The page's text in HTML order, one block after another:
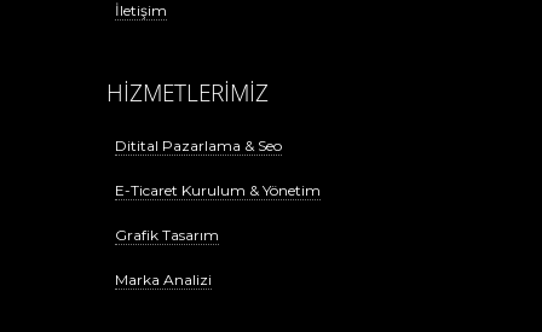
İletişim
HİZMETLERİMİZ
Ditital Pazarlama & Seo
E-Ticaret Kurulum & Yönetim
Grafik Tasarım
Marka Analizi